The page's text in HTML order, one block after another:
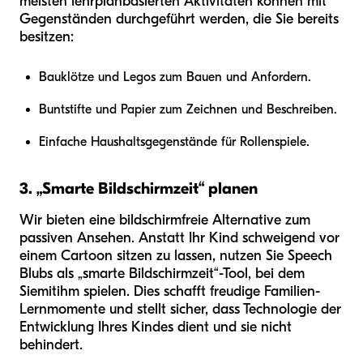
Gegenständen durchgeführt werden, die Sie bereits
besitzen:
Bauklötze und Legos zum Bauen und Anfordern.
Buntstifte und Papier zum Zeichnen und Beschreiben.
Einfache Haushaltsgegenstände für Rollenspiele.
3. „Smarte Bildschirmzeit“ planen
Wir bieten eine bildschirmfreie Alternative zum
passiven Ansehen. Anstatt Ihr Kind schweigend vor
einem Cartoon sitzen zu lassen, nutzen Sie Speech
Blubs als „smarte Bildschirmzeit“-Tool, bei dem
Siemitihm spielen. Dies schafft freudige Familien-
Lernmomente und stellt sicher, dass Technologie der
Entwicklung Ihres Kindes dient und sie nicht
behindert.